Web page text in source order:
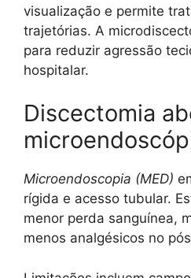
visualização e permite
trajetórias. A
para reduzir agressão
hospitalar.
Discectomia
Microendoscopia (MED)
rígida e acesso tubular.
menor perda sanguínea,
menos analgésicos no